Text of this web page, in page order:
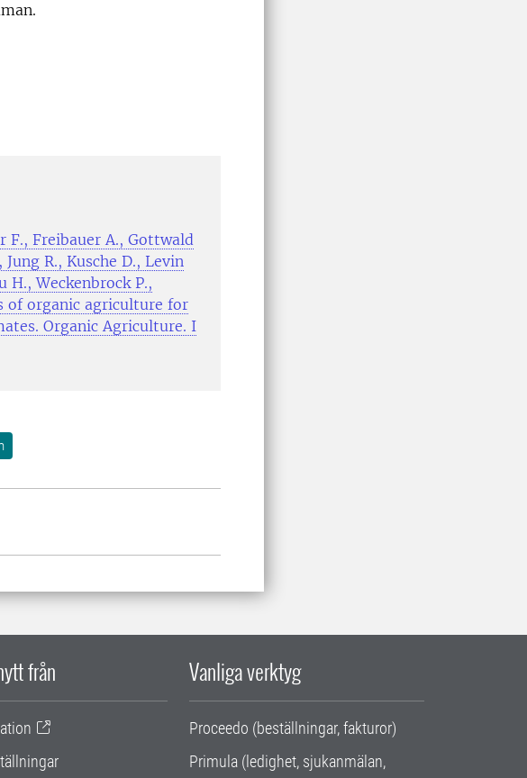
F., Freibauer A., Gottwald
R., Kusche D., Levin
H., Weckenbrock P.,
of organic agriculture for
Organic Agriculture. I
från Vanliga verktyg
Proceedo (beställningar, fakturor)
Primula (ledighet, sjukanmälan,